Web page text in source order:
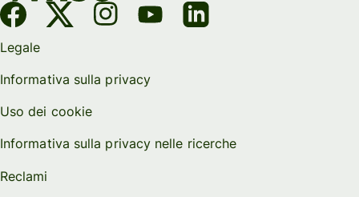
Legale
Informativa sulla privacy
Uso dei cookie
Informativa sulla privacy nelle ricerche
Reclami